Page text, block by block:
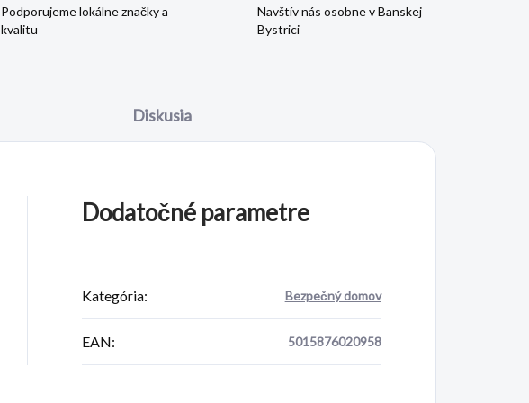
Podporujeme lokálne značky a
kvalitu
Navštív nás osobne v Banskej
Bystrici
Diskusia
Dodatočné parametre
Kategória: Bezpečný domov
EAN: 5015876020958